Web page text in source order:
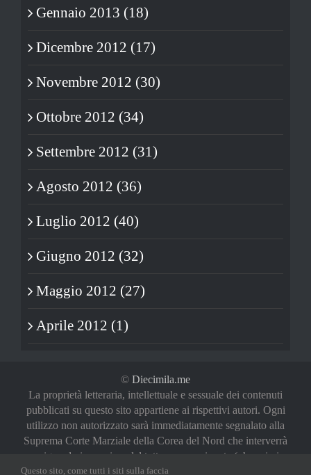
Gennaio 2013 (18)
Dicembre 2012 (17)
Novembre 2012 (30)
Ottobre 2012 (34)
Settembre 2012 (31)
Agosto 2012 (36)
Luglio 2012 (40)
Giugno 2012 (32)
Maggio 2012 (27)
Aprile 2012 (1)
© Diecimila.me
La proprietà letteraria, intellettuale e sessuale dei contenuti
pubblicati su questo sito appartiene ai rispettivi autori. Ogni
utilizzo non autorizzato sarà immediatamente segnalato alla
Suprema Corte Marziale della Corea del Nord che interverrà
a riguardo in maniera del tutto sproporzionata (oh, noi vi
abbiamo avvertiti)
Questo sito, come tutti i siti sulla faccia